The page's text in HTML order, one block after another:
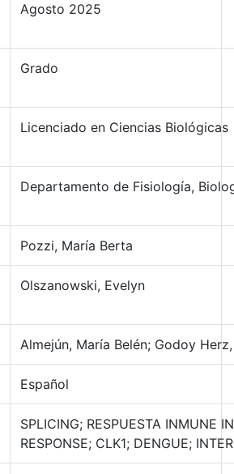
Agosto 2025
Grado
Licenciado en Ciencias Biológicas
Departamento de Fisiología,
Pozzi, María Berta
Olszanowski, Evelyn
Almejún, María Belén; Godoy
Español
SPLICING; RESPUESTA INMUNE
RESPONSE; CLK1; DENGUE;